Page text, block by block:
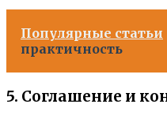
Популярные статьи
практичность
5. Соглашение и